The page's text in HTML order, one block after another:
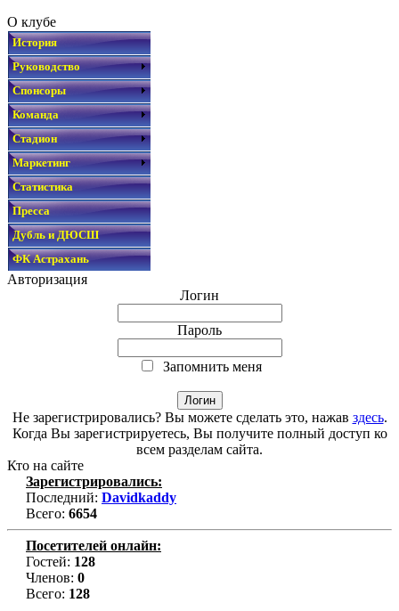
О клубе
История
Руководство
Спонсоры
Команда
Стадион
Маркетинг
Статистика
Пресса
Дубль и ДЮСШ
ФК Астрахань
Авторизация
Логин
Пароль
Запомнить меня
Не зарегистрировались? Вы можете сделать это, нажав здесь.
Когда Вы зарегистрируетесь, Вы получите полный доступ ко
всем разделам сайта.
Кто на сайте
Зарегистрировались:
Последний: Davidkaddy
Всего: 6654
Посетителей онлайн:
Гостей: 128
Членов: 0
Всего: 128